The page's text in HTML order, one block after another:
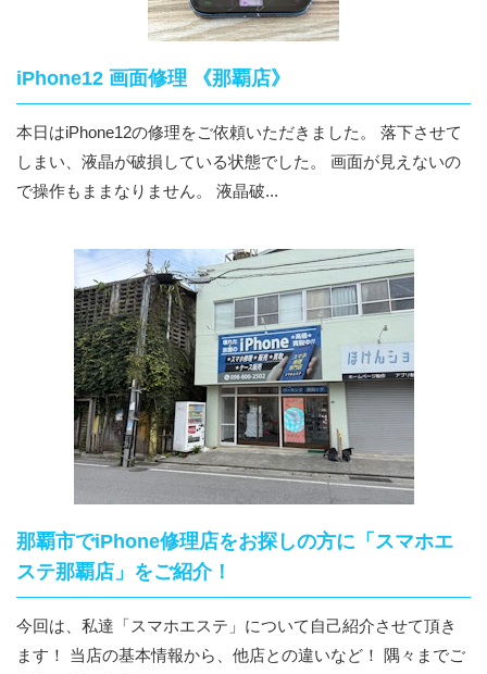
iPhone12 画面修理 《那覇店》
本日はiPhone12の修理をご依頼いただきました。 落下させて
しまい、液晶が破損している状態でした。 画面が見えないの
で操作もままなりません。 液晶破...
那覇市でiPhone修理店をお探しの方に「スマホエ
ステ那覇店」をご紹介！
今回は、私達「スマホエステ」について自己紹介させて頂き
ます！ 当店の基本情報から、他店との違いなど！ 隅々までご